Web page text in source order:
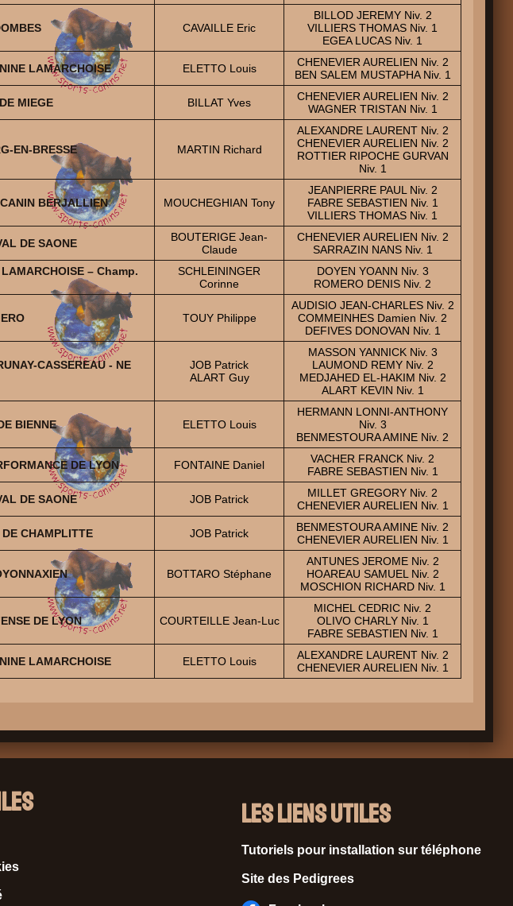
CAVAILLE Eric
BILLOD JEREMY Niv. 2
VILLIERS THOMAS Niv. 1
EGEA LUCAS Niv. 1
LAMARCHOISE ELETTO Louis
CHENEVIER AURELIEN Niv. 2
BEN SALEM MUSTAPHA Niv. 1
MIEGE BILLAT Yves
CHENEVIER AURELIEN Niv. 2
WAGNER TRISTAN Niv. 1
EN-BRESSE MARTIN Richard
ALEXANDRE LAURENT Niv. 2
CHENEVIER AURELIEN Niv. 2
ROTTIER RIPOCHE GURVAN
Niv. 1
BERJALLIEN MOUCHEGHIAN Tony
JEANPIERRE PAUL Niv. 2
FABRE SEBASTIEN Niv. 1
VILLIERS THOMAS Niv. 1
DE SAONE
BOUTERIGE Jean-
Claude
CHENEVIER AURELIEN Niv. 2
SARRAZIN NANS Niv. 1
– Champ.
SCHLEININGER
Corinne
DOYEN YOANN Niv. 3
ROMERO DENIS Niv. 2
TOUY Philippe
AUDISIO JEAN-CHARLES Niv. 2
COMMEINHES Damien Niv. 2
DEFIVES DONOVAN Niv. 1
CASSEREAU - NE
JOB Patrick
ALART Guy
MASSON YANNICK Niv. 3
LAUMOND REMY Niv. 2
MEDJAHED EL-HAKIM Niv. 2
ALART KEVIN Niv. 1
BIENNE ELETTO Louis
HERMANN LONNI-ANTHONY
Niv. 3
BENMESTOURA AMINE Niv. 2
DE LYON FONTAINE Daniel
VACHER FRANCK Niv. 2
FABRE SEBASTIEN Niv. 1
DE SAONE JOB Patrick
MILLET GREGORY Niv. 2
CHENEVIER AURELIEN Niv. 1
CHAMPLITTE JOB Patrick
BENMESTOURA AMINE Niv. 2
CHENEVIER AURELIEN Niv. 1
BOTTARO Stéphane
ANTUNES JEROME Niv. 2
HOAREAU SAMUEL Niv. 2
MOSCHION RICHARD Niv. 1
DE LYON COURTEILLE Jean-Luc
MICHEL CEDRIC Niv. 2
OLIVO CHARLY Niv. 1
FABRE SEBASTIEN Niv. 1
LAMARCHOISE ELETTO Louis
ALEXANDRE LAURENT Niv. 2
CHENEVIER AURELIEN Niv. 1
Les liens utiles
Tutoriels pour installation sur téléphone
Site des Pedigrees